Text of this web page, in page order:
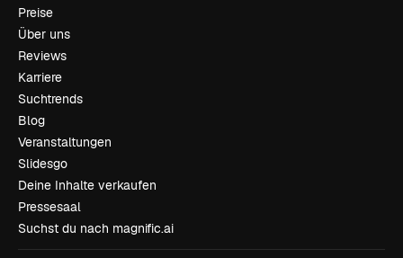
Preise
Über uns
Reviews
Karriere
Suchtrends
Blog
Veranstaltungen
Slidesgo
Deine Inhalte verkaufen
Pressesaal
Suchst du nach magnific.ai